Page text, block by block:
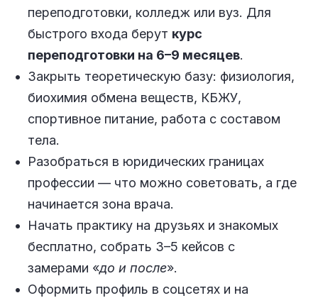
переподготовки, колледж или вуз. Для
быстрого входа берут курс
переподготовки на 6–9 месяцев.
Закрыть теоретическую базу: физиология,
биохимия обмена веществ, КБЖУ,
спортивное питание, работа с составом
тела.
Разобраться в юридических границах
профессии — что можно советовать, а где
начинается зона врача.
Начать практику на друзьях и знакомых
бесплатно, собрать 3–5 кейсов с
замерами «до и после».
Оформить профиль в соцсетях и на